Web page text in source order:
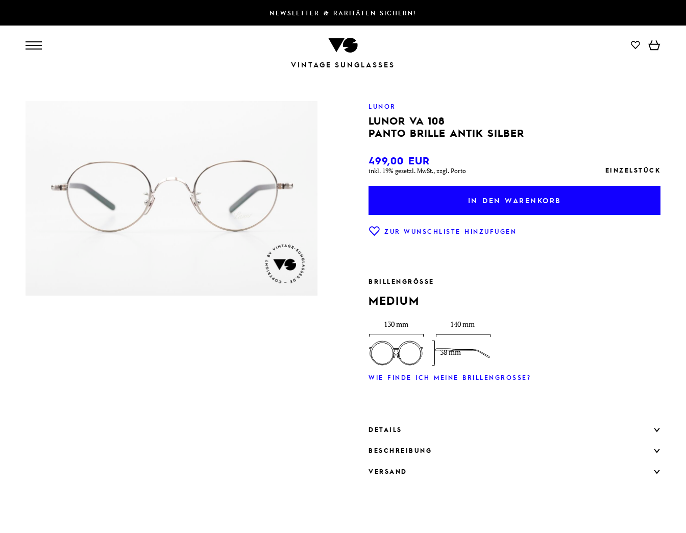
NEWSLETTER & RARITÄTEN SICHERN!
VINTAGE SUNGLASSES
499,00
LUNOR
LUNOR VA 108
PANTO BRILLE ANTIK SILBER
499,00 EUR
inkl. 19% gesetzl. MwSt., zzgl. Porto EINZELSTÜCK
IN DEN WARENKORB
ZUR WUNSCHLISTE HINZUFÜGEN
BRILLENGRÖSSE
MEDIUM
130 mm
38 mm
140 mm
WIE FINDE ICH MEINE BRILLENGRÖSSE?
DETAILS
BESCHREIBUNG
VERSAND